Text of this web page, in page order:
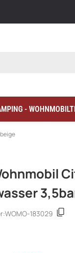
-
WOMO-183029